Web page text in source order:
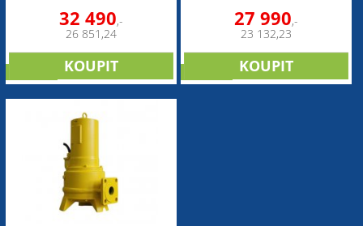
32 490,-
26 851,24
27 990,-
23 132,23